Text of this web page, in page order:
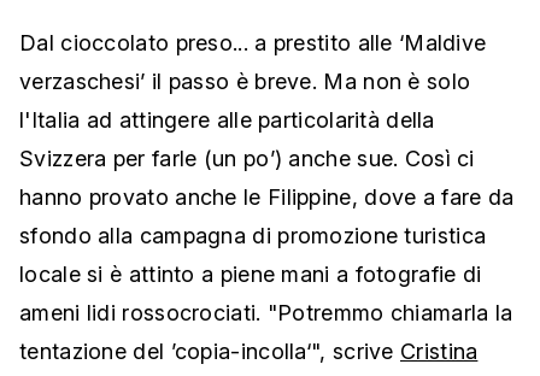
Dal cioccolato preso... a prestito alle ‘Maldive
verzaschesi’ il passo è breve. Ma non è solo
l'Italia ad attingere alle particolarità della
Svizzera per farle (un po’) anche sue. Così ci
hanno provato anche le Filippine, dove a fare da
sfondo alla campagna di promozione turistica
locale si è attinto a piene mani a fotografie di
ameni lidi rossocrociati. "Potremmo chiamarla la
tentazione del ’copia-incolla‘", scrive Cristina